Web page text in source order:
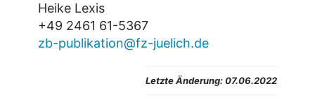
Heike Lexis
+49 2461 61-5367
zb-publikation@fz-juelich.de
Letzte Änderung: 07.06.2022